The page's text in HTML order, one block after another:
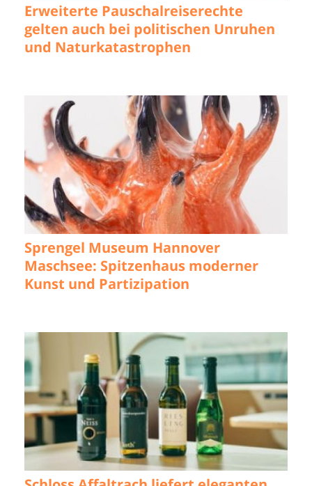
Erweiterte Pauschalreiserechte
gelten auch bei politischen Unruhen
und Naturkatastrophen
Sprengel Museum Hannover
Maschsee: Spitzenhaus moderner
Kunst und Partizipation